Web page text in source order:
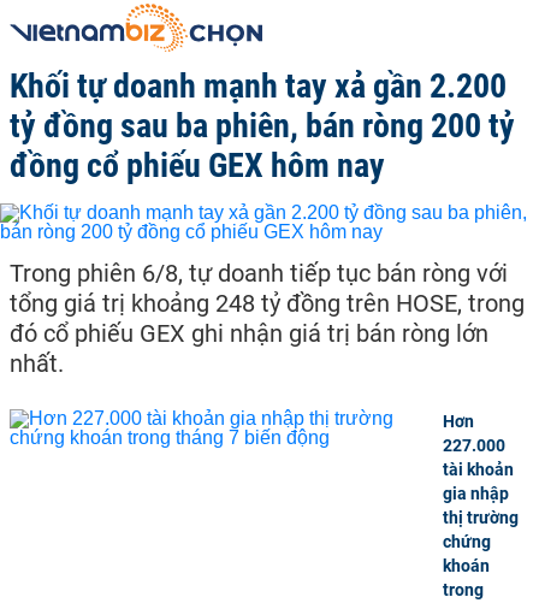
Khối tự doanh mạnh tay xả gần 2.200
tỷ đồng sau ba phiên, bán ròng 200 tỷ
đồng cổ phiếu GEX hôm nay
Trong phiên 6/8, tự doanh tiếp tục bán ròng với
tổng giá trị khoảng 248 tỷ đồng trên HOSE, trong
đó cổ phiếu GEX ghi nhận giá trị bán ròng lớn
nhất.
Hơn
227.000
tài khoản
gia nhập
thị trường
chứng
khoán
trong